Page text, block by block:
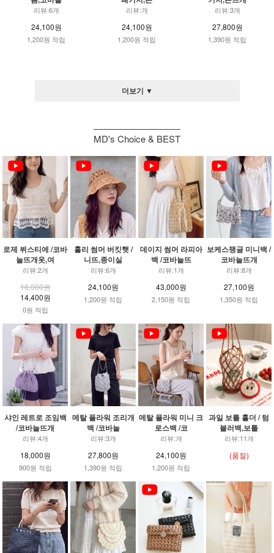
리뷰:6개
24,100원
1,200원 적립
리뷰:개
24,100원
1,200원 적립
리뷰:3개
27,800원
1,390원 적립
더보기 ▼
MD's Choice & BEST
로제 뷔스티에 /코바
늘뜨개옷,여
리뷰:2개
18,000원
14,400원
0원 적립
홀리 썸머 버킷햇 /
니뜨,종이실
리뷰:6개
24,100원
1,200원 적립
데이지 썸머 라피아
백 /코바늘뜨
리뷰:1개
43,000원
2,150원 적립
보케스팽글 미니백 /
코바늘뜨개
리뷰:8개
27,100원
1,350원 적립
샤인 레트로 조임백
/코바늘뜨개
리뷰:4개
18,000원
900원 적립
메탈 플라워 조리개
백 /코바늘
리뷰:3개
27,800원
1,390원 적립
메탈 플라워 미니 크
로스백 /코
리뷰:개
24,100원
1,200원 적립
과일 보틀 홀더 / 텀
블러백,보틀
리뷰:11개
(품절)